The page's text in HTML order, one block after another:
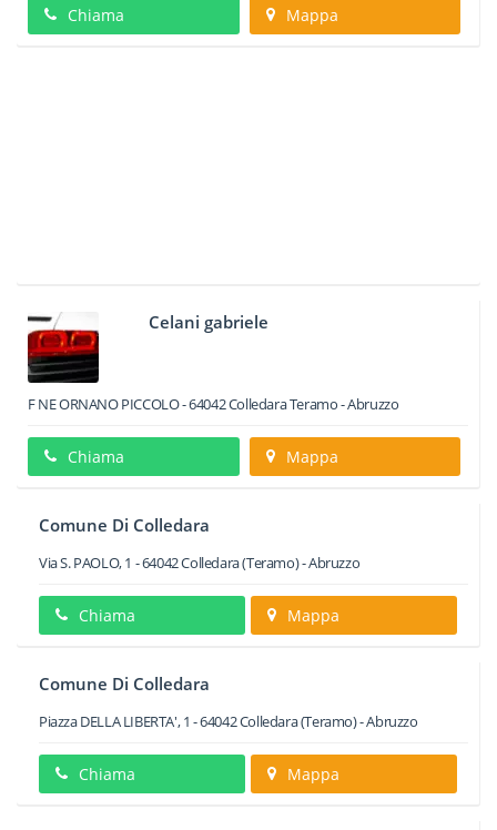
Chiama Mappa
Celani gabriele
F NE ORNANO PICCOLO-64042ColledaraTeramo -Abruzzo
Chiama Mappa
Comune Di Colledara
Via S. PAOLO, 1 -64042Colledara(Teramo) -Abruzzo
Chiama Mappa
Comune Di Colledara
Piazza DELLA LIBERTA', 1 -64042Colledara(Teramo) -Abruzzo
Chiama Mappa